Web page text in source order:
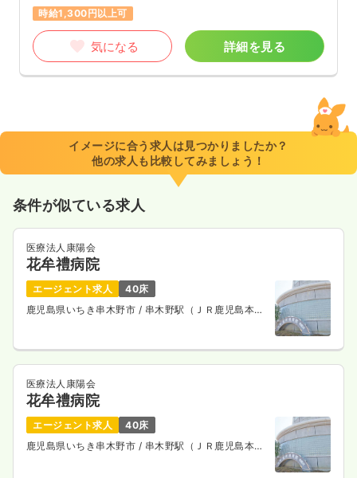
時給1,300円以上可
気になる 詳細を見る
イメージに合う求人は見つかりましたか？
他の求人も比較してみましょう！
条件が似ている求人
医療法人康陽会
花牟禮病院
エージェント求人
40床
鹿児島県いちき串木野市 / 串木野駅（ＪＲ鹿児島本
医療法人康陽会
花牟禮病院
エージェント求人
40床
鹿児島県いちき串木野市 / 串木野駅（ＪＲ鹿児島本